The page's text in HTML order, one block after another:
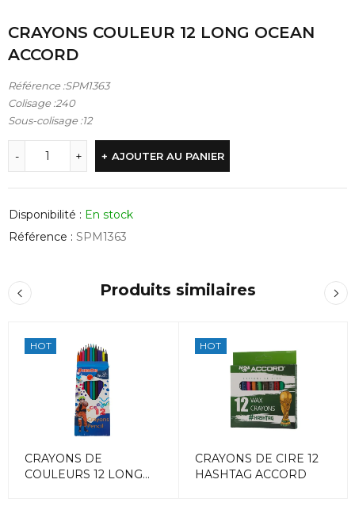
CRAYONS COULEUR 12 LONG OCEAN
ACCORD
Référence :SPM1363
Colisage :240
Sous-colisage :12
AJOUTER AU PANIER
Disponibilité : En stock
Référence : SPM1363
Produits similaires
HOT
CRAYONS DE
COULEURS 12 LONG
HOT
CRAYONS DE CIRE 12
HASHTAG ACCORD